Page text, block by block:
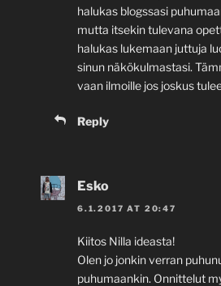
halukas blogssasi
mutta itsekin tulevana
halukas lukemaan juttuja
sinun näkökulmastasi.
vaan ilmoille jos joskus
Reply
Esko
6.1.2017 AT 20:47
Kiitos Nilla ideasta!
Olen jo jonkin verran
puhumaankin. Onnittelut